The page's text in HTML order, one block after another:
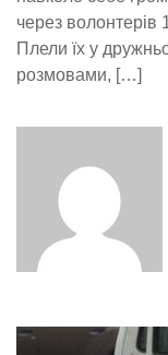
через волонтерів
Плели їх у
розмовами, […]